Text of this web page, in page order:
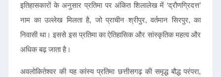
इतिहासकारों के अनुसार प्रतिमा पर अंकित शिलालेख में ‘द्रौणग्रिदत्त’
नाम का उल्लेख मिलता है, जो प्राचीन श्रीपुर, वर्तमान सिरपुर, का
निवासी था। इससे इस प्रतिमा का ऐतिहासिक और सांस्कृतिक महत्व और
अधिक बढ़ जाता है।
अवलोकितेश्वर की यह कांस्य प्रतिमा छत्तीसगढ़ की समृद्ध बौद्ध परंपरा,